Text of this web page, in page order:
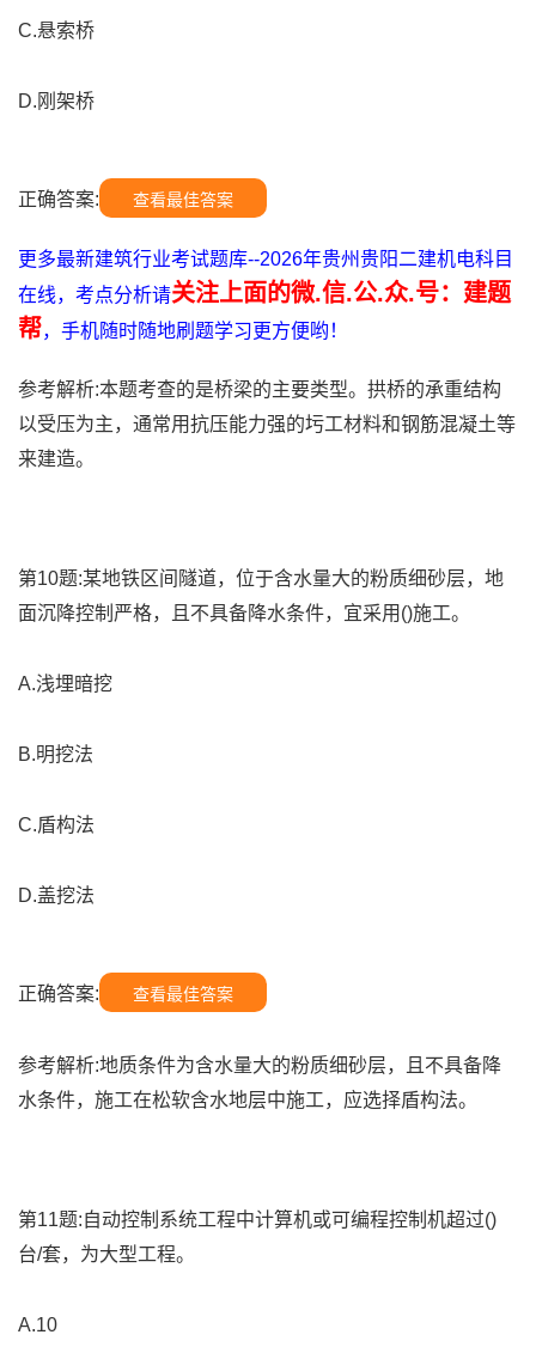
C.悬索桥
D.刚架桥
正确答案: 查看最佳答案
更多最新建筑行业考试题库--2026年贵州贵阳二建机电科目
在线，考点分析请关注上面的微.信.公.众.号：建题
帮，手机随时随地刷题学习更方便哟！
参考解析:本题考查的是桥梁的主要类型。拱桥的承重结构
以受压为主，通常用抗压能力强的圬工材料和钢筋混凝土等
来建造。
第10题:某地铁区间隧道，位于含水量大的粉质细砂层，地
面沉降控制严格，且不具备降水条件，宜采用()施工。
A.浅埋暗挖
B.明挖法
C.盾构法
D.盖挖法
正确答案: 查看最佳答案
参考解析:地质条件为含水量大的粉质细砂层，且不具备降
水条件，施工在松软含水地层中施工，应选择盾构法。
第11题:自动控制系统工程中计算机或可编程控制机超过()
台/套，为大型工程。
A.10